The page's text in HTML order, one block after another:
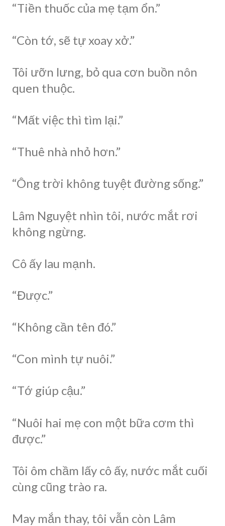
“Tiền thuốc của mẹ tạm ổn.”
“Còn tớ, sẽ tự xoay xở.”
Tôi ưỡn lưng, bỏ qua cơn buồn nôn
quen thuộc.
“Mất việc thì tìm lại.”
“Thuê nhà nhỏ hơn.”
“Ông trời không tuyệt đường sống.”
Lâm Nguyệt nhìn tôi, nước mắt rơi
không ngừng.
Cô ấy lau mạnh.
“Được.”
“Không cần tên đó.”
“Con mình tự nuôi.”
“Tớ giúp cậu.”
“Nuôi hai mẹ con một bữa cơm thì
được.”
Tôi ôm chầm lấy cô ấy, nước mắt cuối
cùng cũng trào ra.
May mắn thay, tôi vẫn còn Lâm